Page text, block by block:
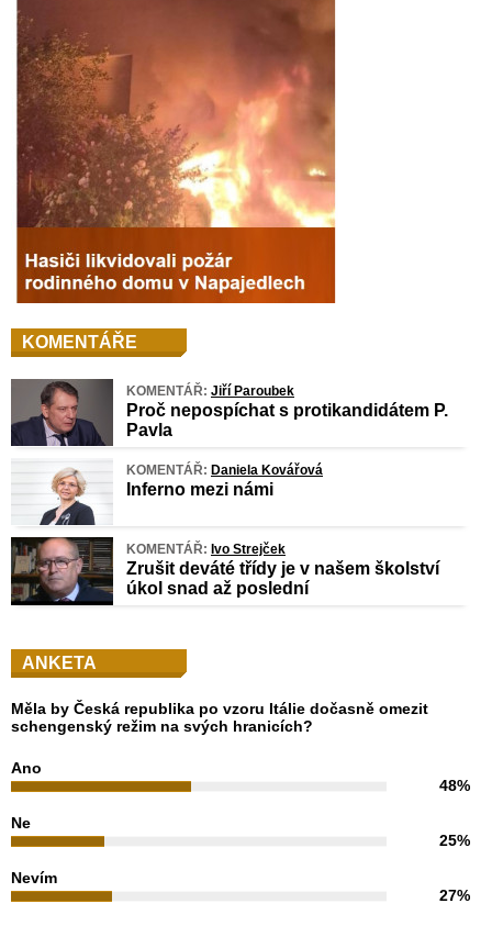
KOMENTÁŘE
KOMENTÁŘ: Jiří Paroubek
Proč nepospíchat s protikandidátem P.
Pavla
KOMENTÁŘ: Daniela Kovářová
Inferno mezi námi
KOMENTÁŘ: Ivo Strejček
Zrušit deváté třídy je v našem školství
úkol snad až poslední
ANKETA
Měla by Česká republika po vzoru Itálie dočasně omezit
schengenský režim na svých hranicích?
Ano
48%
Ne
25%
Nevím
27%